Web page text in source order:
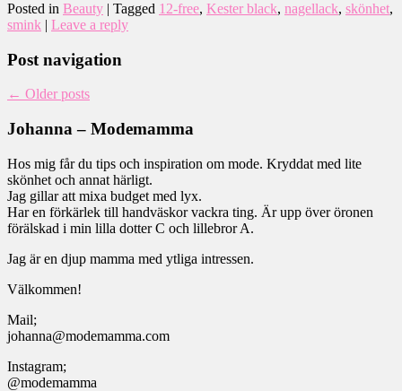
Posted in Beauty | Tagged 12-free, Kester black, nagellack, skönhet,
smink | Leave a reply
Post navigation
← Older posts
Johanna – Modemamma
Hos mig får du tips och inspiration om mode. Kryddat med lite
skönhet och annat härligt.
Jag gillar att mixa budget med lyx.
Har en förkärlek till handväskor vackra ting. Är upp över öronen
förälskad i min lilla dotter C och lillebror A.
Jag är en djup mamma med ytliga intressen.
Välkommen!
Mail;
johanna@modemamma.com
Instagram;
@modemamma